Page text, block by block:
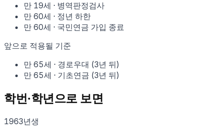
만 19세 · 병역판정검사
만 60세 · 정년 하한
만 60세 · 국민연금 가입 종료
앞으로 적용될 기준
만 65세 · 경로우대 (3년 뒤)
만 65세 · 기초연금 (3년 뒤)
학번·학년으로 보면
1963년생